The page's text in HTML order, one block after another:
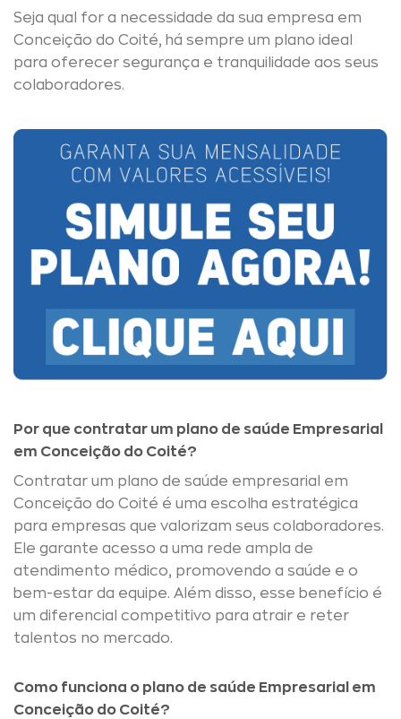
Seja qual for a necessidade da sua empresa em
Conceição do Coité, há sempre um plano ideal
para oferecer segurança e tranquilidade aos seus
colaboradores.
Por que contratar um plano de saúde Empresarial
em Conceição do Coité?
Contratar um plano de saúde empresarial em
Conceição do Coité é uma escolha estratégica
para empresas que valorizam seus colaboradores.
Ele garante acesso a uma rede ampla de
atendimento médico, promovendo a saúde e o
bem-estar da equipe. Além disso, esse benefício é
um diferencial competitivo para atrair e reter
talentos no mercado.
Como funciona o plano de saúde Empresarial em
Conceição do Coité?